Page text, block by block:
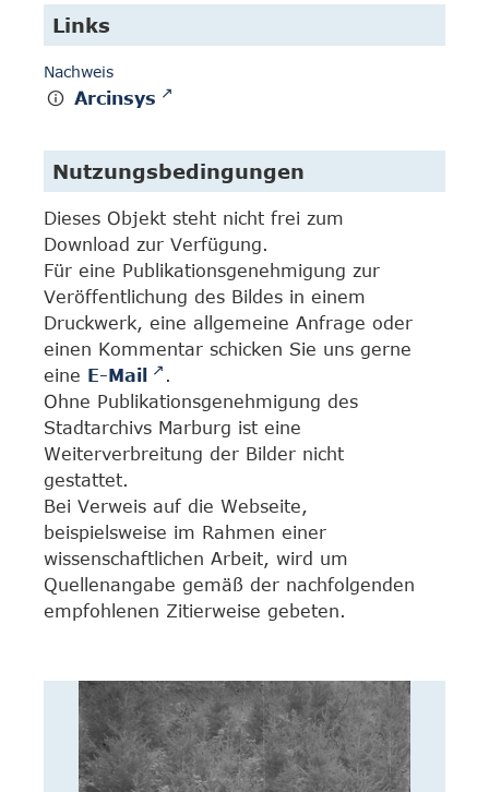
Links
Nachweis
Arcinsys
Nutzungsbedingungen
Dieses Objekt steht nicht frei zum
Download zur Verfügung.
Für eine Publikationsgenehmigung zur
Veröffentlichung des Bildes in einem
Druckwerk, eine allgemeine Anfrage oder
einen Kommentar schicken Sie uns gerne
eine E-Mail
.
Ohne Publikationsgenehmigung des
Stadtarchivs Marburg ist eine
Weiterverbreitung der Bilder nicht
gestattet.
Bei Verweis auf die Webseite,
beispielsweise im Rahmen einer
wissenschaftlichen Arbeit, wird um
Quellenangabe gemäß der nachfolgenden
empfohlenen Zitierweise gebeten.